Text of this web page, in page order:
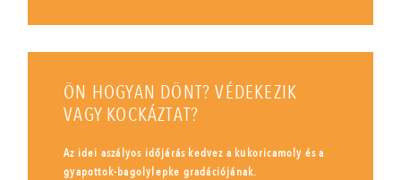
ÖN HOGYAN DÖNT? VÉDEKEZIK
VAGY KOCKÁZTAT?
Az idei aszályos időjárás kedvez a kukoricamoly és a
gyapottok-bagolylepke gradációjának.